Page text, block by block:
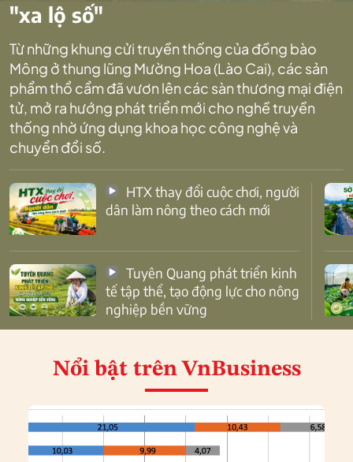
"xa lộ số"
Từ những khung cửi truyền thống của đồng bào
Mông ở thung lũng Mường Hoa (Lào Cai), các sản
phẩm thổ cẩm đã vươn lên các sàn thương mại điện
tử, mở ra hướng phát triển mới cho nghề truyền
thống nhờ ứng dụng khoa học công nghệ và
chuyển đổi số.
dân làm nông theo cách mới
tế tập thể, tạo động lực cho nông
nghiệp bền vững
Nổi bật trên VnBusiness